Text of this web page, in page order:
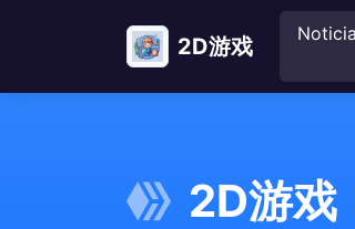
2D游戏
2D游戏